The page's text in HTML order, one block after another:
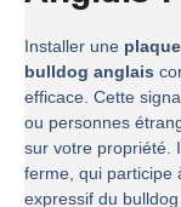
Installer une
bulldog anglais
efficace. Cette
ou personnes
sur votre propriété.
ferme, qui participe
expressif du